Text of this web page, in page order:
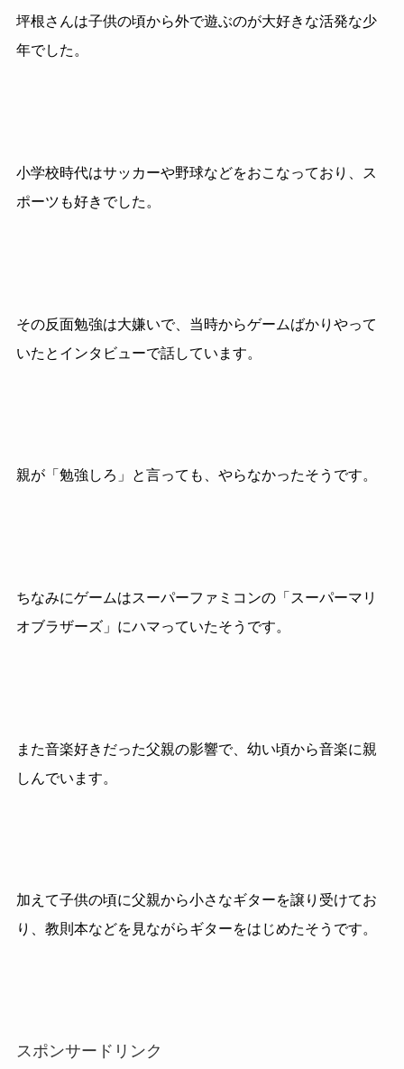
坪根さんは子供の頃から外で遊ぶのが大好きな活発な少
年でした。
小学校時代はサッカーや野球などをおこなっており、ス
ポーツも好きでした。
その反面勉強は大嫌いで、当時からゲームばかりやって
いたとインタビューで話しています。
親が「勉強しろ」と言っても、やらなかったそうです。
ちなみにゲームはスーパーファミコンの「スーパーマリ
オブラザーズ」にハマっていたそうです。
また音楽好きだった父親の影響で、幼い頃から音楽に親
しんでいます。
加えて子供の頃に父親から小さなギターを譲り受けてお
り、教則本などを見ながらギターをはじめたそうです。
スポンサードリンク